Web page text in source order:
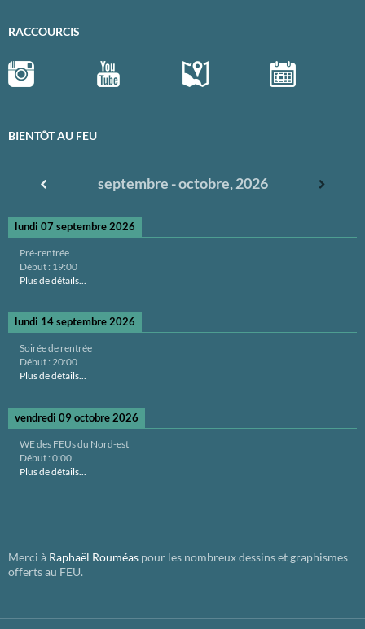
RACCOURCIS
BIENTÔT AU FEU
septembre - octobre, 2026
lundi 07 septembre 2026
Pré-rentrée
Début : 19:00
Plus de détails...
lundi 14 septembre 2026
Soirée de rentrée
Début : 20:00
Plus de détails...
vendredi 09 octobre 2026
WE des FEUs du Nord-est
Début : 0:00
Plus de détails...
Merci à Raphaël Rouméas pour les nombreux dessins et graphismes
offerts au FEU.